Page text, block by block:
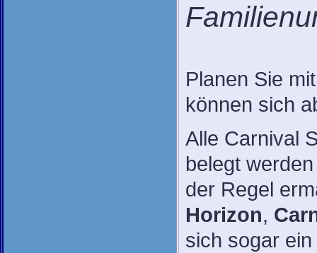
Planen Sie
können sich
Alle Carnival
belegt
der Regel
Horizon,
sich sogar